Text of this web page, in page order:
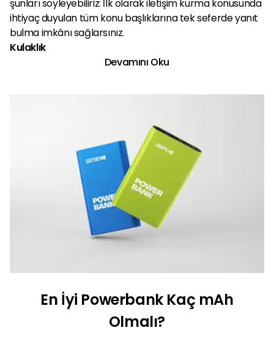
şunları söyleyebiliriz: İlk olarak iletişim kurma konusunda
ihtiyaç duyulan tüm konu başlıklarına tek seferde yanıt
bulma imkânı sağlarsınız.
Kulaklık
Devamını Oku
En İyi Powerbank Kaç mAh
Olmalı?